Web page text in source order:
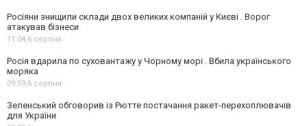
Росіяни знищили склади двох великих компаній у Києві . Ворог
атакував бізнеси
11:04,6 серпня
Росія вдарила по суховантажу у Чорному морі . Вбила українського
моряка
09:59,6 серпня
Зеленський обговорив із Рютте постачання ракет-перехоплювачів
для України